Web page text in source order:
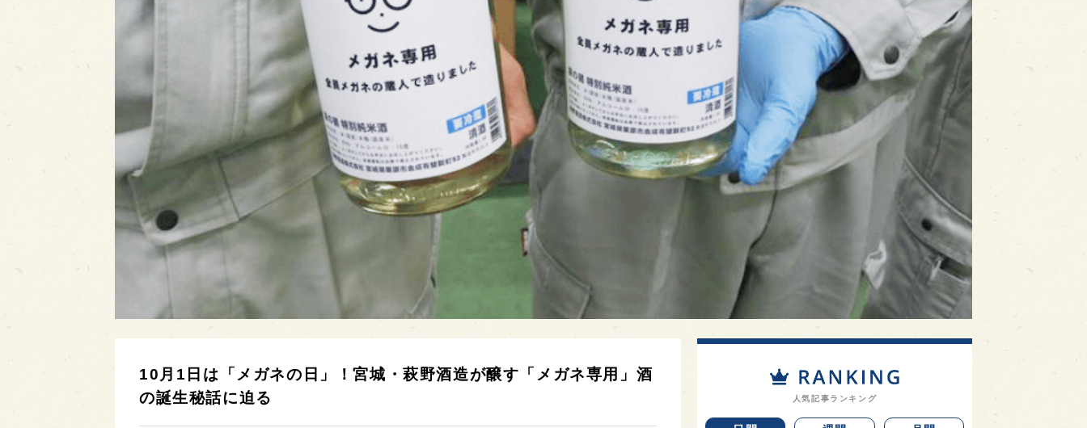
10月1日は「メガネの日」！宮城・萩野酒造が醸す「メガネ専用」酒
の誕生秘話に迫る
人気記事ランキング